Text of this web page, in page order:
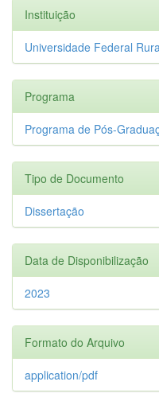
Instituição
Universidade Federal
Programa
Programa de Pós-
Tipo de Documento
Dissertação
Data de Disponibilização
2023
Formato do Arquivo
application/pdf